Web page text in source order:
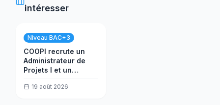
intéresser
Niveau BAC+3
COOPI recrute un
Administrateur de
Projets I et un
19 août 2026